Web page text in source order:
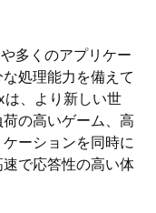
多くのアプリケー
処理能力を備えて
、より新しい世
の高いゲーム、高
ーションを同時に
で応答性の高い体